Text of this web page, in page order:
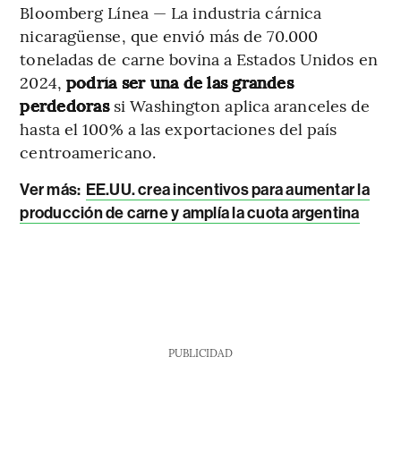
Bloomberg Línea — La industria cárnica
nicaragüense, que envió más de 70.000
toneladas de carne bovina a Estados Unidos en
2024, podría ser una de las grandes
perdedoras si Washington aplica aranceles de
hasta el 100% a las exportaciones del país
centroamericano.
Ver más: EE.UU. crea incentivos para aumentar la
producción de carne y amplía la cuota argentina
PUBLICIDAD